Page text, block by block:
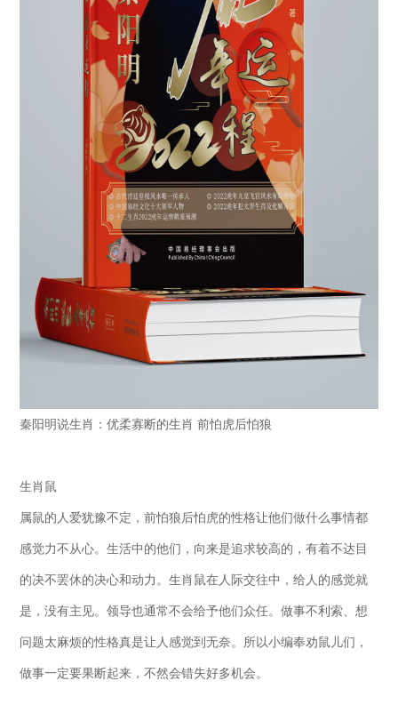
秦阳明说生肖：优柔寡断的生肖 前怕虎后怕狼
生肖鼠
属鼠的人爱犹豫不定，前怕狼后怕虎的性格让他们做什么事情都
感觉力不从心。生活中的他们，向来是追求较高的，有着不达目
的决不罢休的决心和动力。生肖鼠在人际交往中，给人的感觉就
是，没有主见。领导也通常不会给予他们众任。做事不利索、想
问题太麻烦的性格真是让人感觉到无奈。所以小编奉劝鼠儿们，
做事一定要果断起来，不然会错失好多机会。